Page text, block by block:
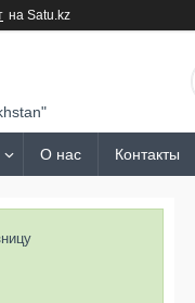
на Satu.kz
О нас Контакты